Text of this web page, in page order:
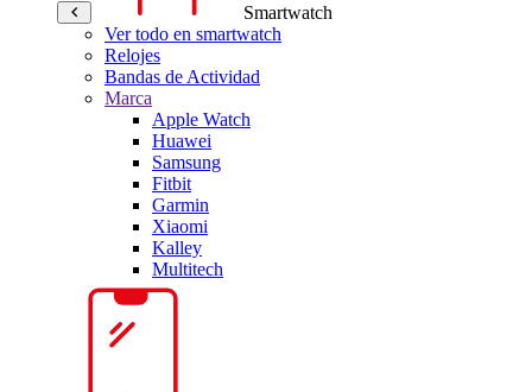
Smartwatch
Ver todo en smartwatch
Relojes
Bandas de Actividad
Marca
Apple Watch
Huawei
Samsung
Fitbit
Garmin
Xiaomi
Kalley
Multitech